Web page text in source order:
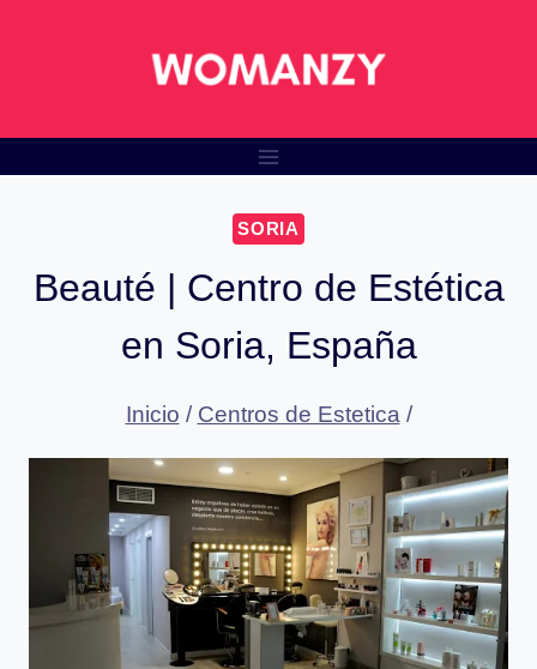
SORIA
Beauté | Centro de Estética
en Soria, España
Inicio / Centros de Estetica /